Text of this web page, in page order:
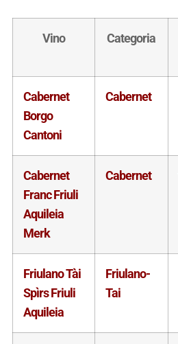
Vino Categoria
Cabernet
Borgo
Cantoni
Cabernet
Cabernet
Franc Friuli
Aquileia
Merk
Cabernet
Friulano Tài
Spìrs Friuli
Aquileia
Friulano-
Tai